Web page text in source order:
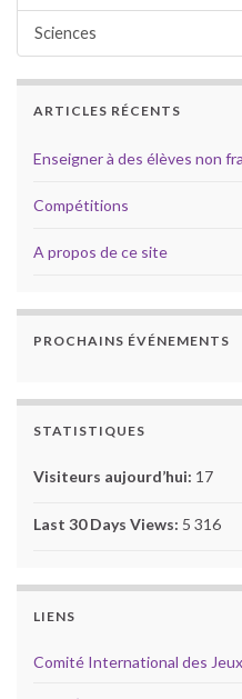
Sciences
ARTICLES RÉCENTS
Enseigner à des élèves non
Compétitions
A propos de ce site
PROCHAINS ÉVÉNEMENTS
STATISTIQUES
Visiteurs aujourd’hui: 17
Last 30 Days Views: 5 316
LIENS
Comité International des